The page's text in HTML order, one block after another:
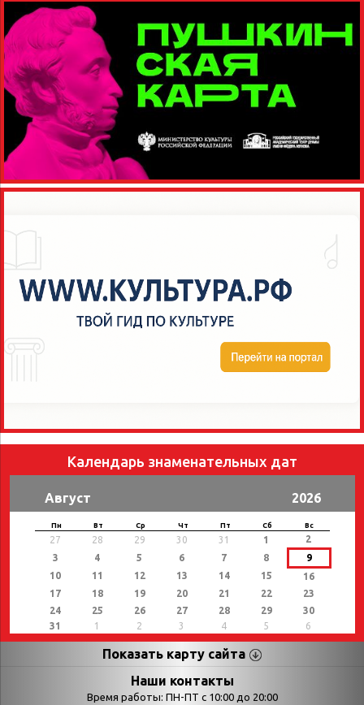
Календарь знаменательных дат
Август 2026
Пн Вт Ср Чт Пт Сб Вс
27 28 29 30 31 1
2
3
4 5 6 7 8
9
10
11 12 13 14 15
16
17
18 19 20 21 22
23
24
25 26 27 28 29
30
31
1 2 3 4 5 6
Показать карту сайта
Страницы Категории
Наши контакты
Время работы: ПН-ПТ с 10:00 до 20:00